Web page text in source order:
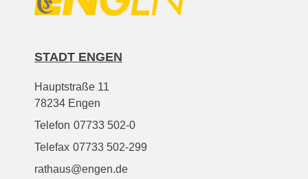
STADT ENGEN
Hauptstraße 11
78234 Engen
Telefon 07733 502-0
Telefax 07733 502-299
rathaus@engen.de